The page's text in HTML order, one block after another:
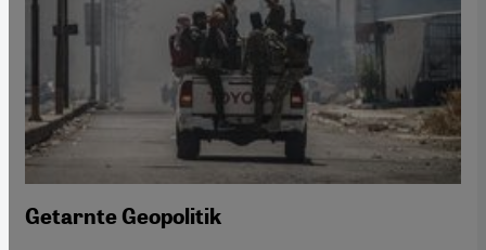
Getarnte Geopolitik